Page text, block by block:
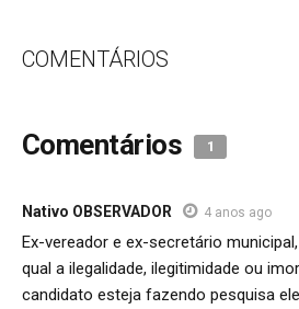
COMENTÁRIOS
Comentários 1
Nativo OBSERVADOR 4 anos ago
Ex-vereador e ex-secretário
qual a ilegalidade, ilegitimidade ou
candidato esteja fazendo pesquisa